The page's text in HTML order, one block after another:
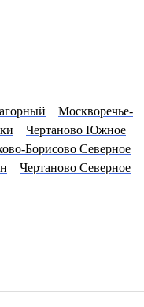
Москворечье-
Чертаново Южное
Борисово Северное
Чертаново Северное